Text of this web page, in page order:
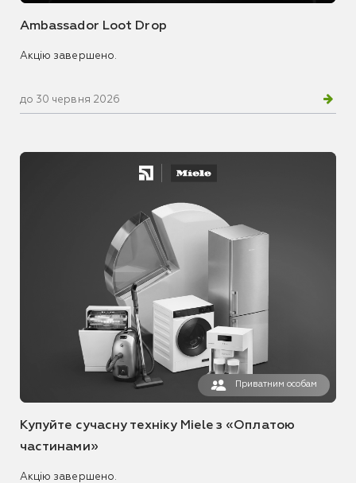
Ambassador Loot Drop
Акцію завершено.
до 30 червня 2026
Приватним особам
Купуйте сучасну техніку Miele з «Оплатою
частинами»
Акцію завершено.